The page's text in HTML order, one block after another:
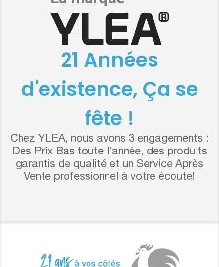
21 Années
d'existence, Ça se
fête !
Chez YLEA, nous avons 3 engagements :
Des Prix Bas toute l’année, des produits
garantis de qualité et un Service Après
Vente professionnel à votre écoute!